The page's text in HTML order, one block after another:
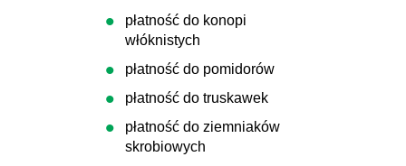
płatność do konopi
włóknistych
płatność do pomidorów
płatność do truskawek
płatność do ziemniaków
skrobiowych